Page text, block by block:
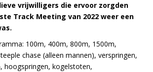
vrijwilligers die ervoor zorgden
Track Meeting van 2022 weer een
100m, 400m, 800m, 1500m,
chase (alleen mannen), verspringen,
hoogspringen, kogelstoten,